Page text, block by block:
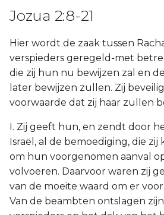
Jozua 2:8-21
Hier wordt de zaak tussen
verspieders geregeld-met
die zij hun nu bewijzen zal en
later bewijzen zullen. Zij
voorwaarde dat zij haar zullen
I. Zij geeft hun, en zendt door
Israël, al de bemoediging, die zij
om hun voorgenomen aanval
volvoeren. Daarvoor waren zij
van de moeite waard om er
Van de beambten ontslagen